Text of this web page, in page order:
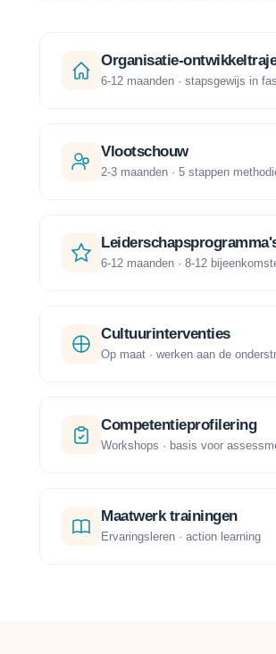
Organisatie-
6-12 maanden · stapsgewijs in
Vlootschouw
2-3 maanden · 5 stappen
6-12 maanden · 8-12
Cultuurinterventies
Op maat · werken aan de
Competentieprofilering
Workshops · basis voor
Maatwerk trainingen
Ervaringsleren · action learning